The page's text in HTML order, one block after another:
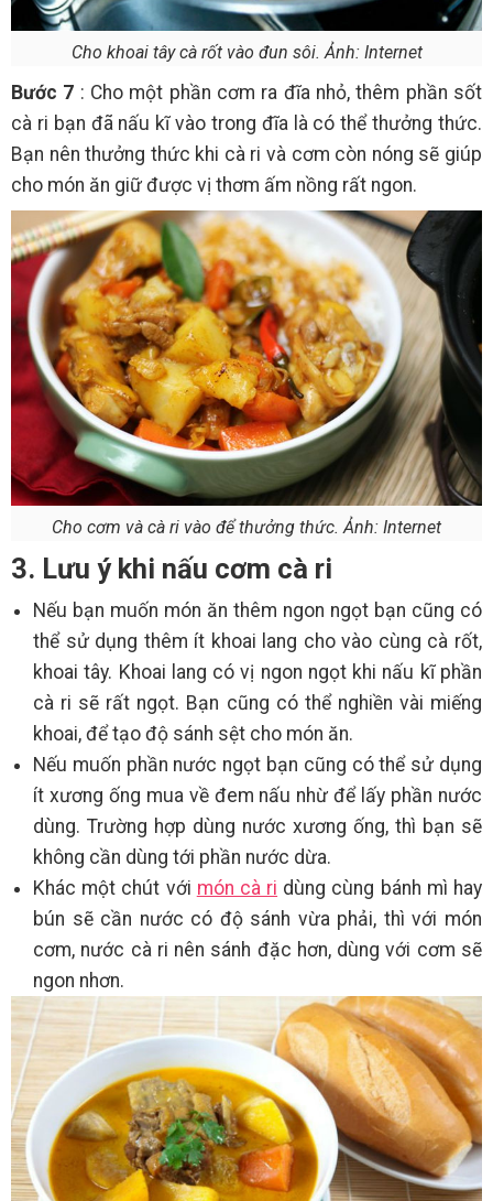
Cho khoai tây cà rốt vào đun sôi. Ảnh: Internet
Bước 7 : Cho một phần cơm ra đĩa nhỏ, thêm phần sốt
cà ri bạn đã nấu kĩ vào trong đĩa là có thể thưởng thức.
Bạn nên thưởng thức khi cà ri và cơm còn nóng sẽ giúp
cho món ăn giữ được vị thơm ấm nồng rất ngon.
Cho cơm và cà ri vào để thưởng thức. Ảnh: Internet
3. Lưu ý khi nấu cơm cà ri
Nếu bạn muốn món ăn thêm ngon ngọt bạn cũng có
thể sử dụng thêm ít khoai lang cho vào cùng cà rốt,
khoai tây. Khoai lang có vị ngon ngọt khi nấu kĩ phần
cà ri sẽ rất ngọt. Bạn cũng có thể nghiền vài miếng
khoai, để tạo độ sánh sệt cho món ăn.
Nếu muốn phần nước ngọt bạn cũng có thể sử dụng
ít xương ống mua về đem nấu nhừ để lấy phần nước
dùng. Trường hợp dùng nước xương ống, thì bạn sẽ
không cần dùng tới phần nước dừa.
Khác một chút với món cà ri dùng cùng bánh mì hay
bún sẽ cần nước có độ sánh vừa phải, thì với món
cơm, nước cà ri nên sánh đặc hơn, dùng với cơm sẽ
ngon nhơn.